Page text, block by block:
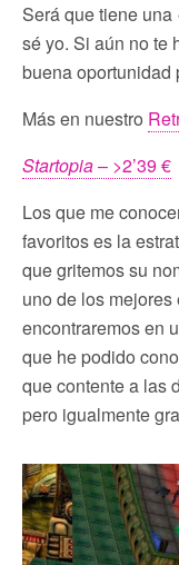
Será que tiene
sé yo. Si aún no te
buena oportunidad
Más en nuestro
Startopia– >2’39 €
Los que me
favoritos es la
que gritemos su
uno de los
encontraremos en
que he podido
que contente a las
pero igualmente